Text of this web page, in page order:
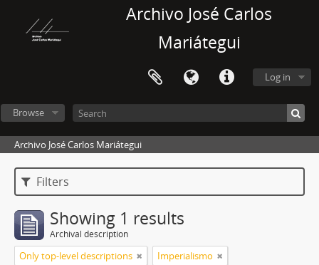
Archivo José Carlos
Mariátegui
Log in
Browse
Archivo José Carlos Mariátegui
Filters
Showing 1 results
Archival description
Only top-level descriptions Imperialismo